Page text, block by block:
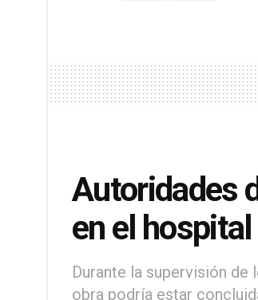
Autoridades
en el
Durante la supervisión
obra podría estar